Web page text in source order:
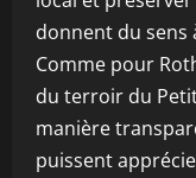
donnent du sens
Comme pour
du terroir du
manière
puissent